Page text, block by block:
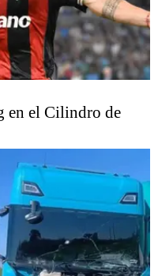
en el Cilindro de